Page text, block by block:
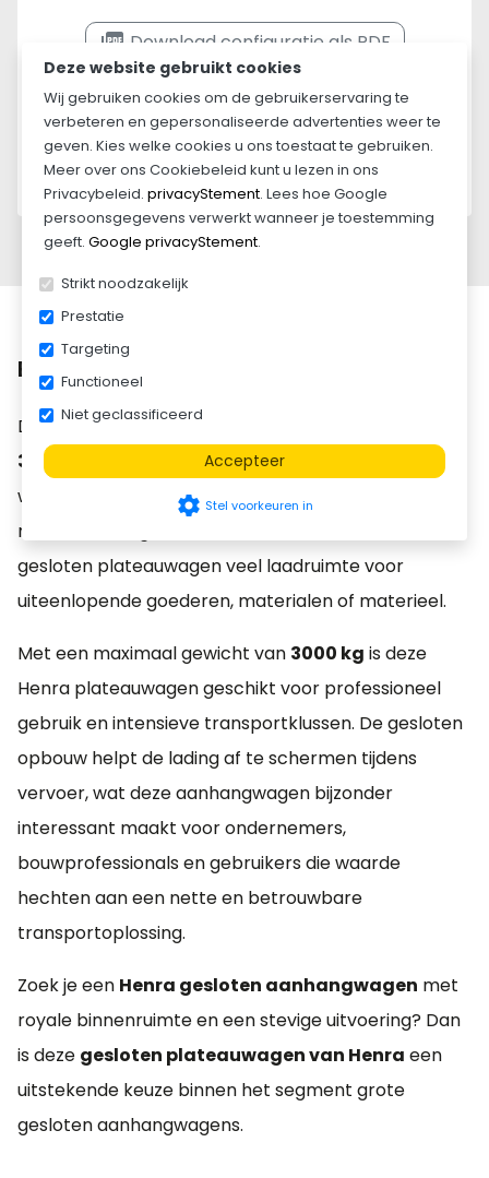
picture_as_pdf Download configuratie als PDF
Leasen vanaf
€ 221,95per maand
Lease informatie »
Beschrijving
DeHenra gesloten plateauwagen 453x222x190
3000 kg
is een praktische transportoplossing voor
wie lading veilig en beschut wil vervoeren. Dankzij de
ruime afmeting van
gesloten plateauwagen veel laadruimte voor
uiteenlopende goederen, materialen of materieel.
Met een maximaal gewicht van 3000 kg is deze
Henra plateauwagen geschikt voor professioneel
gebruik en intensieve transportklussen. De gesloten
opbouw helpt de lading af te schermen tijdens
vervoer, wat deze aanhangwagen bijzonder
interessant maakt voor ondernemers,
bouwprofessionals en gebruikers die waarde
hechten aan een nette en betrouwbare
transportoplossing.
Zoek je een Henra gesloten aanhangwagen met
royale binnenruimte en een stevige uitvoering? Dan
is deze gesloten plateauwagen van Henra een
uitstekende keuze binnen het segment grote
gesloten aanhangwagens.
Deze website gebruikt cookies
Wij gebruiken cookies om de gebruikerservaring te
verbeteren en gepersonaliseerde advertenties weer te
geven. Kies welke cookies u ons toestaat te gebruiken.
Meer over ons Cookiebeleid kunt u lezen in ons
Privacybeleid. privacyStement. Lees hoe Google
persoonsgegevens verwerkt wanneer je toestemming
geeft. Google privacyStement.
Strikt noodzakelijk
Prestatie
Targeting
Functioneel
Niet geclassificeerd
Accepteer
settings Stel voorkeuren in